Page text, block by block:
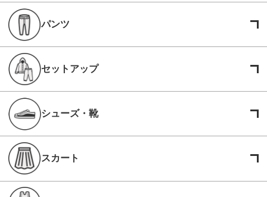
パンツ
セットアップ
シューズ・靴
スカート